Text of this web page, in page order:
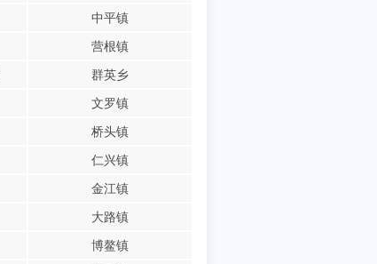
中平镇
营根镇
群英乡
文罗镇
桥头镇
仁兴镇
金江镇
大路镇
博鳌镇